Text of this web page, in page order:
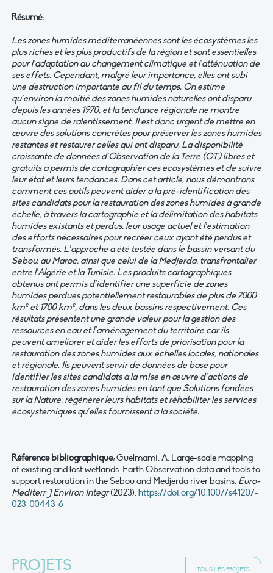
Résumé:
Les zones humides méditerranéennes sont les écosystèmes les
plus riches et les plus productifs de la région et sont essentielles
pour l’adaptation au changement climatique et l’atténuation de
ses effets. Cependant, malgré leur importance, elles ont subi
une destruction importante au fil du temps. On estime
qu’environ la moitié des zones humides naturelles ont disparu
depuis les années 1970, et la tendance régionale ne montre
aucun signe de ralentissement. Il est donc urgent de mettre en
œuvre des solutions concrètes pour préserver les zones humides
restantes et restaurer celles qui ont disparu. La disponibilité
croissante de données d’Observation de la Terre (OT) libres et
gratuits a permis de cartographier ces écosystèmes et de suivre
leur état et leurs tendances. Dans cet article, nous démontrons
comment ces outils peuvent aider à la pré-identification des
sites candidats pour la restauration des zones humides à grande
échelle, à travers la cartographie et la délimitation des habitats
humides existants et perdus, leur usage actuel et l’estimation
des efforts nécessaires pour recréer ceux ayant été perdus et
transformés. L’approche a été testée dans le bassin versant du
Sebou, au Maroc, ainsi que celui de la Medjerda, transfrontalier
entre l’Algérie et la Tunisie. Les produits cartographiques
obtenus ont permis d’identifier une superficie de zones
humides perdues potentiellement restaurables de plus de 7000
km² et 1700 km², dans les deux bassins respectivement. Ces
résultats présentent une grande valeur pour la gestion des
ressources en eau et l’aménagement du territoire car ils
peuvent améliorer et aider les efforts de priorisation pour la
restauration des zones humides aux échelles locales, nationales
et régionale. Ils peuvent servir de données de base pour
identifier les sites candidats à la mise en œuvre d’actions de
restauration des zones humides en tant que Solutions fondées
sur la Nature, régénérer leurs habitats et réhabiliter les services
écosystémiques qu’elles fournissent à la société.
Référence bibliographique:Guelmami, A. Large-scale mapping
of existing and lost wetlands: Earth Observation data and tools to
support restoration in the Sebou and Medjerda river basins. Euro-
Mediterr J Environ Integr(2023). https://doi.org/10.1007/s41207-
023-00443-6
PROJETS TOUS LES PROJETS